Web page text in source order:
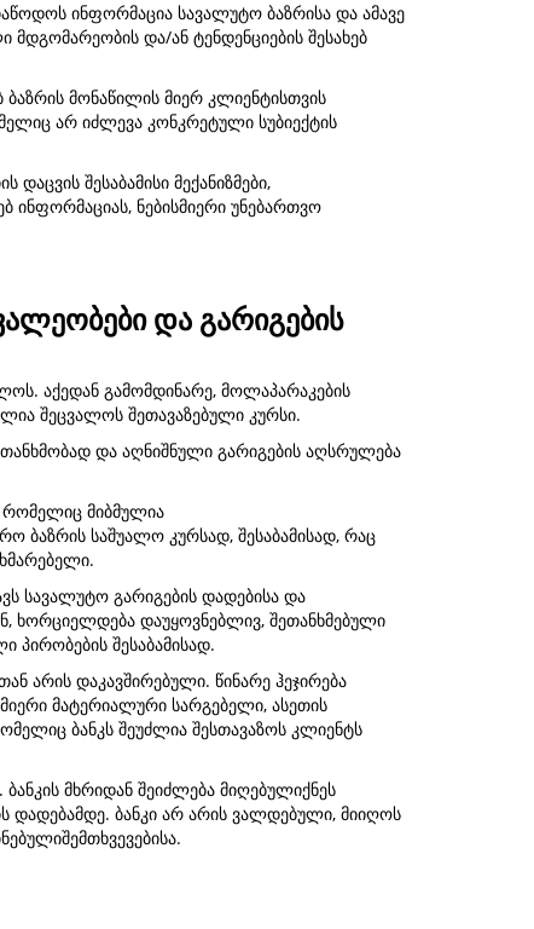
ინფორმაცია სავალუტო ბაზრისა და ამავე
და/ან ტენდენციების შესახებ
მონაწილის მიერ კლიენტისთვის
არ იძლევა კონკრეტული სუბიექტის
შესაბამისი მექანიზმები,
ინფორმაციას, ნებისმიერი უნებართვო
და გარიგების
აქედან გამომდინარე, მოლაპარაკების
შეცვალოს შეთავაზებული კურსი.
და აღნიშნული გარიგების აღსრულება
რომელიც მიბმულია
ბაზრის საშუალო კურსად, შესაბამისად, რაც
სავალუტო გარიგების დადებისა და
ხორციელდება დაუყოვნებლივ, შეთანხმებული
პირობების შესაბამისად.
არის დაკავშირებული. წინარე ჰეჯირება
მატერიალური სარგებელი, ასეთის
ბანკს შეუძლია შესთავაზოს კლიენტს
მხრიდან შეიძლება მიღებულიქნეს
დადებამდე. ბანკი არ არის ვალდებული, მიიღოს